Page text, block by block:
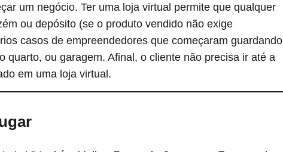
um negócio. Ter uma loja virtual permite que qualquer
ou depósito (se o produto vendido não exige
casos de empreendedores que começaram guardando
quarto, ou garagem. Afinal, o cliente não precisa ir até a
em uma loja virtual.